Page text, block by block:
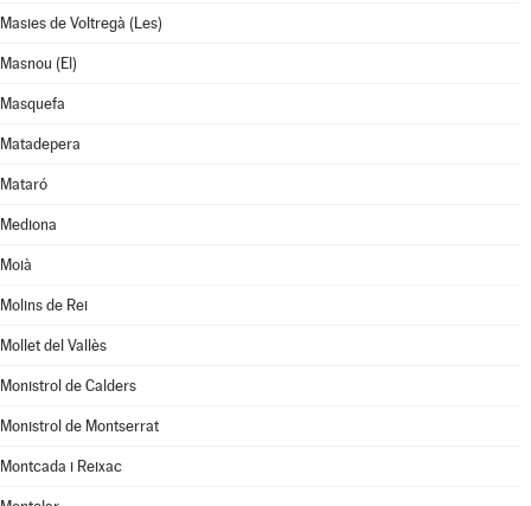
Masies de Voltregà (Les)
Masnou (El)
Masquefa
Matadepera
Mataró
Mediona
Moià
Molins de Rei
Mollet del Vallès
Monistrol de Calders
Monistrol de Montserrat
Montcada i Reixac